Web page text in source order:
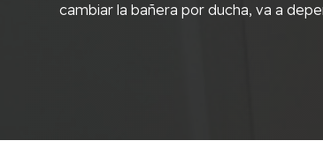
cambiar la bañera por ducha, va a